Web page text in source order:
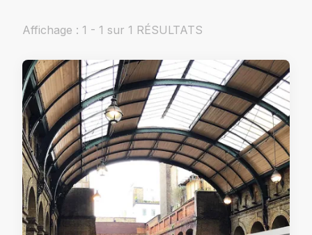
Affichage : 1 - 1 sur 1 RÉSULTATS